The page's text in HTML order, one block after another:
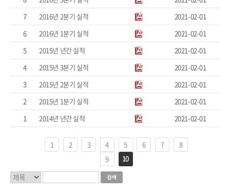
7
2016년 2분기 실적
2021-02-01
6
2016년 1분기 실적
2021-02-01
5
2015년 년간 실적
2021-02-01
4
2015년 3분기 실적
2021-02-01
3
2015년 2분기 실적
2021-02-01
2
2015년 1분기 실적
2021-02-01
1
2014년 년간 실적 2021-02-01
1 2 3 4 5 6 7
8
9
10